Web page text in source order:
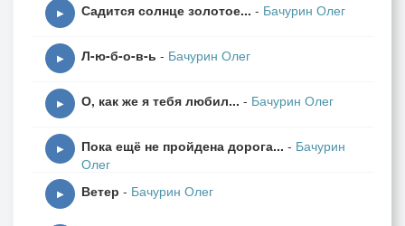
СовершАя печальный обряд,
К чаше, что - наполняет яд.
Смотрит мраком холодной ночи
И пророчит, пророчит, пророчит,
Что их скоро покину и я.
▶ Садится солнце золотое... - Бачурин Олег
▶ Л-ю-б-о-в-ь - Бачурин Олег
▶ О, как же я тебя любил... - Бачурин Олег
▶ Пока ещё не пройдена дорога... - Бачурин
Олег
▶ Ветер - Бачурин Олег